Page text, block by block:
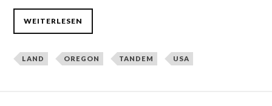
WEITERLESEN
LAND OREGON TANDEM USA